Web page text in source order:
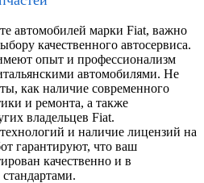
автомобилей марки Fiat, важно
качественного автосервиса.
опыт и профессионализм
автомобилями. Не
как наличие современного
и ремонта, а также
владельцев Fiat.
и наличие лицензий на
гарантируют, что ваш
качественно и в